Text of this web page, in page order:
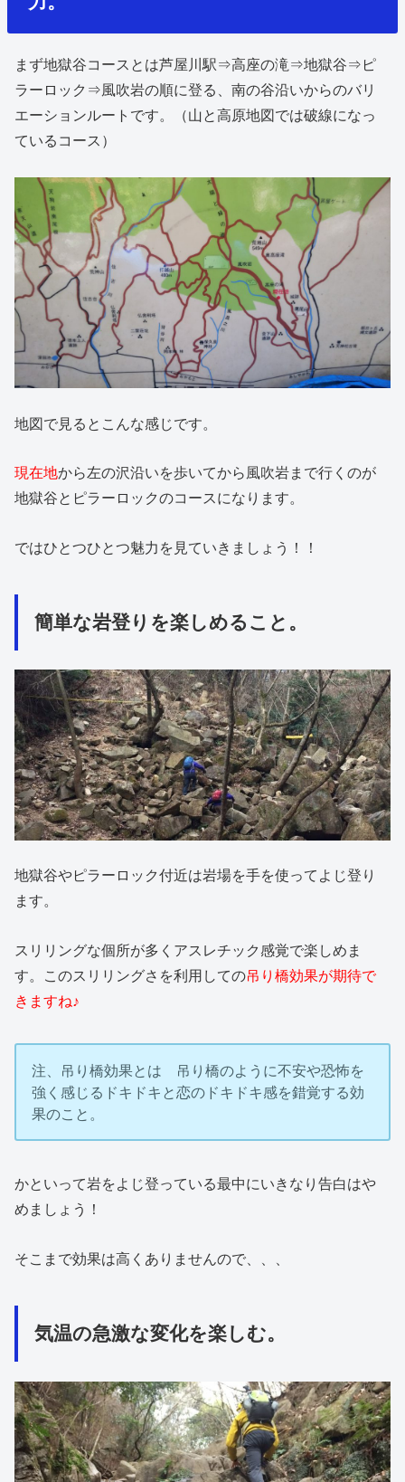
まず地獄谷コースとは芦屋川駅⇒高座の滝⇒地獄谷⇒ピ
ラーロック⇒風吹岩の順に登る、南の谷沿いからのバリ
エーションルートです。（山と高原地図では破線になっ
ているコース）
地図で見るとこんな感じです。
現在地から左の沢沿いを歩いてから風吹岩まで行くのが
地獄谷とピラーロックのコースになります。
ではひとつひとつ魅力を見ていきましょう！！
簡単な岩登りを楽しめること。
地獄谷やピラーロック付近は岩場を手を使ってよじ登り
ます。
スリリングな個所が多くアスレチック感覚で楽しめま
す。このスリリングさを利用しての吊り橋効果が期待で
きますね♪
注、吊り橋効果とは 吊り橋のように不安や恐怖を
強く感じるドキドキと恋のドキドキ感を錯覚する効
果のこと。
かといって岩をよじ登っている最中にいきなり告白はや
めましょう！
そこまで効果は高くありませんので、、、
気温の急激な変化を楽しむ。